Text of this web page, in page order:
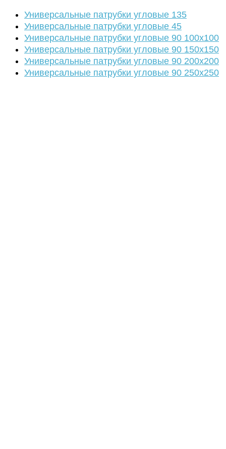
Универсальные патрубки угловые 135
Универсальные патрубки угловые 45
Универсальные патрубки угловые 90 100х100
Универсальные патрубки угловые 90 150х150
Универсальные патрубки угловые 90 200х200
Универсальные патрубки угловые 90 250х250